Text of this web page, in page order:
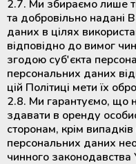
2.7. Ми збираємо лише
та добровільно надані
даних в цілях
відповідно до вимог
згодою суб'єкта
персональних даних
цій Політиці мети їх
2.8. Ми гарантуємо, що
здавати в оренду
сторонам, крім
персональних даних
чинного законодавства